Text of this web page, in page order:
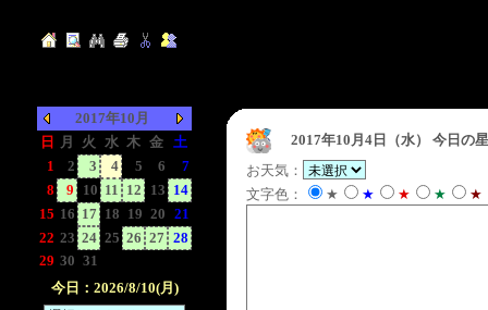
2017年10月
日
月 火 水 木 金 土
1
2 3 4 5 6
7
8
9 10 11 12 13 14
15 16 17 18 19 20 21
22 23 24 25 26 27 28
29 30 31
今日：2026/8/10(月)
2017年10月4日（水）
今日の
お天気：
文字色：
★ ★ ★ ★ ★